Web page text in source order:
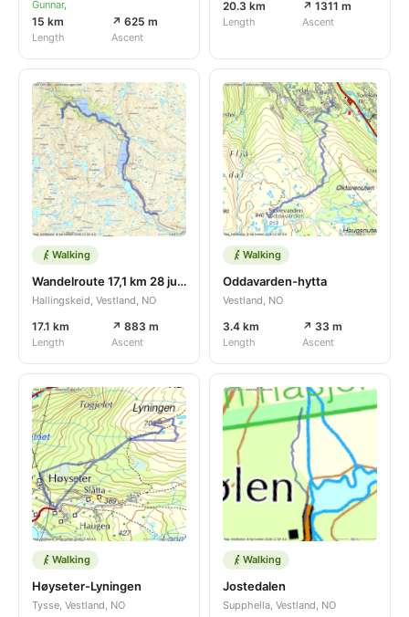
Gunnar,
15 km
Length
↗ 625 m
Ascent
20.3 km
Length
↗ 1311 m
Ascent
Walking
Wandelroute 17,1 km 28 jul 2026
Hallingskeid, Vestland, NO
17.1 km
Length
↗ 883 m
Ascent
Walking
Oddavarden-hytta
Vestland, NO
3.4 km
Length
↗ 33 m
Ascent
Walking
Høyseter-Lyningen
Tysse, Vestland, NO
Walking
Jostedalen
Supphella, Vestland, NO